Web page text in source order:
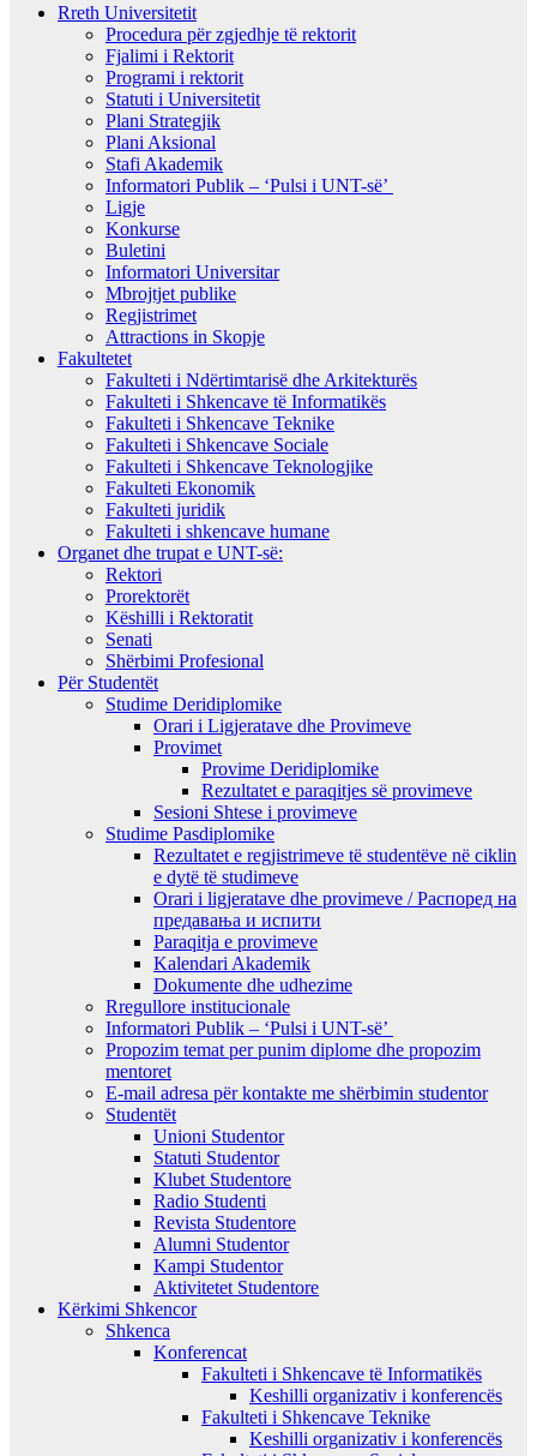
Rreth Universitetit
Procedura për zgjedhje të rektorit
Fjalimi i Rektorit
Programi i rektorit
Statuti i Universitetit
Plani Strategjik
Plani Aksional
Stafi Akademik
Informatori Publik – ‘Pulsi i UNT-së’
Ligje
Konkurse
Buletini
Informatori Universitar
Mbrojtjet publike
Regjistrimet
Attractions in Skopje
Fakultetet
Fakulteti i Ndërtimtarisë dhe Arkitekturës
Fakulteti i Shkencave të Informatikës
Fakulteti i Shkencave Teknike
Fakulteti i Shkencave Sociale
Fakulteti i Shkencave Teknologjike
Fakulteti Ekonomik
Fakulteti juridik
Fakulteti i shkencave humane
Organet dhe trupat e UNT-së:
Rektori
Prorektorët
Këshilli i Rektoratit
Senati
Shërbimi Profesional
Për Studentët
Studime Deridiplomike
Orari i Ligjeratave dhe Provimeve
Provimet
Provime Deridiplomike
Rezultatet e paraqitjes së provimeve
Sesioni Shtese i provimeve
Studime Pasdiplomike
Rezultatet e regjistrimeve të studentëve në ciklin
e dytë të studimeve
Orari i ligjeratave dhe provimeve / Распоред на
предавањa и испити
Paraqitja e provimeve
Kalendari Akademik
Dokumente dhe udhezime
Rregullore institucionale
Informatori Publik – ‘Pulsi i UNT-së’
Propozim temat per punim diplome dhe propozim
mentoret
E-mail adresa për kontakte me shërbimin studentor
Studentët
Unioni Studentor
Statuti Studentor
Klubet Studentore
Radio Studenti
Revista Studentore
Alumni Studentor
Kampi Studentor
Aktivitetet Studentore
Kërkimi Shkencor
Shkenca
Konferencat
Fakulteti i Shkencave të Informatikës
Keshilli organizativ i konferencës
Fakulteti i Shkencave Teknike
Keshilli organizativ i konferencës